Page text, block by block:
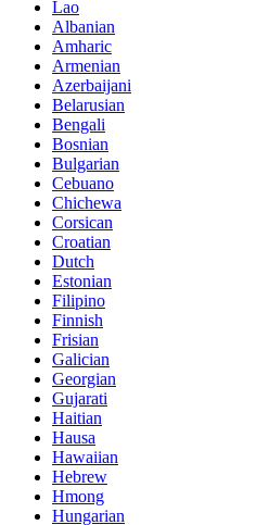
Lao
Albanian
Amharic
Armenian
Azerbaijani
Belarusian
Bengali
Bosnian
Bulgarian
Cebuano
Chichewa
Corsican
Croatian
Dutch
Estonian
Filipino
Finnish
Frisian
Galician
Georgian
Gujarati
Haitian
Hausa
Hawaiian
Hebrew
Hmong
Hungarian